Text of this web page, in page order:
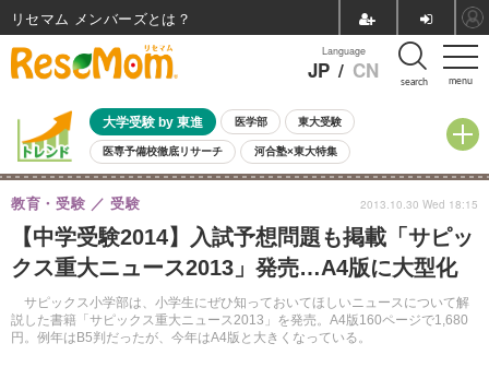
menu
Language
JP / CN search
大学受験 by 東進 医学部 東大受験
医専予備校徹底リサーチ 河合塾×東大特集
親子で考える大学選び 高校受験 中学受験 小学校受験
共通テスト 夏休み
8月開催イベント・WS 全国公立高校 過去問 人気記事
自由研究教材（小学生向け） 自由研究教材（中学生向け） ランキング
【中学受験2014】入試予想問題も掲載「サピッ
クス重大ニュース2013」発売…A4版に大型化
サピックス小学部は、小学生にぜひ知っておいてほしいニュースについて解
説した書籍「サピックス重大ニュース2013」を発売。A4版160ページで1,680
円。例年はB5判だったが、今年はA4版と大きくなっている。
教育・受験 受験 2013.10.30 Wed 18:15
リセマム メンバーズ